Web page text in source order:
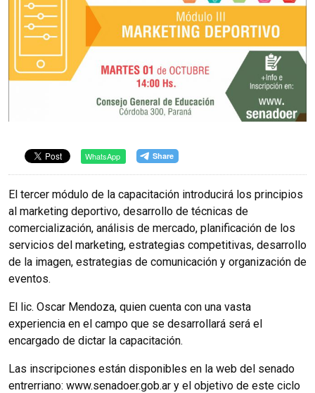
WhatsApp
El tercer módulo de la capacitación introducirá los principios
al marketing deportivo, desarrollo de técnicas de
comercialización, análisis de mercado, planificación de los
servicios del marketing, estrategias competitivas, desarrollo
de la imagen, estrategias de comunicación y organización de
eventos.
El lic. Oscar Mendoza, quien cuenta con una vasta
experiencia en el campo que se desarrollará será el
encargado de dictar la capacitación.
Las inscripciones están disponibles en la web del senado
entrerriano: www.senadoer.gob.ar y el objetivo de este ciclo